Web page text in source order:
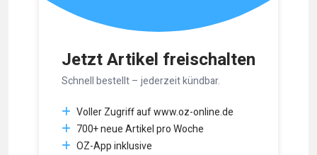
Jetzt Artikel freischalten
Schnell bestellt – jederzeit kündbar.
Voller Zugriff auf www.oz-online.de
700+ neue Artikel pro Woche
OZ-App inklusive